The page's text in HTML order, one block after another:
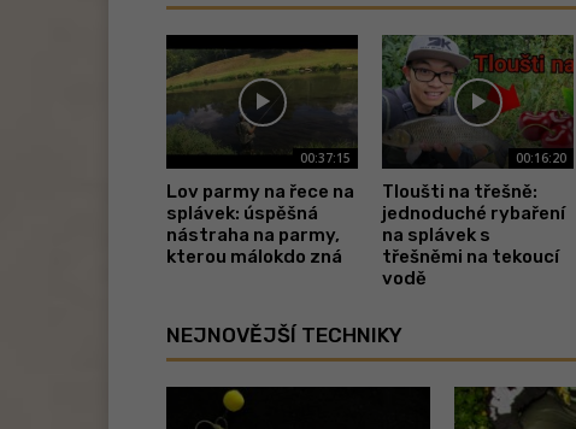
00:37:15
Lov parmy na řece na
splávek: úspěšná
nástraha na parmy,
kterou málokdo zná
00:16:20
Tloušti na třešně:
jednoduché rybaření
na splávek s
třešněmi na tekoucí
vodě
NEJNOVĚJŠÍ TECHNIKY